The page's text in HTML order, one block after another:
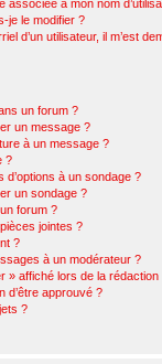
associée à mon nom
je le modifier ?
d’un utilisateur, il m’est
un forum ?
un message ?
à un message ?
?
d’options à un sondage ?
un sondage ?
forum ?
jointes ?
?
à un modérateur ?
» affiché lors de la rédaction
d’être approuvé ?
?